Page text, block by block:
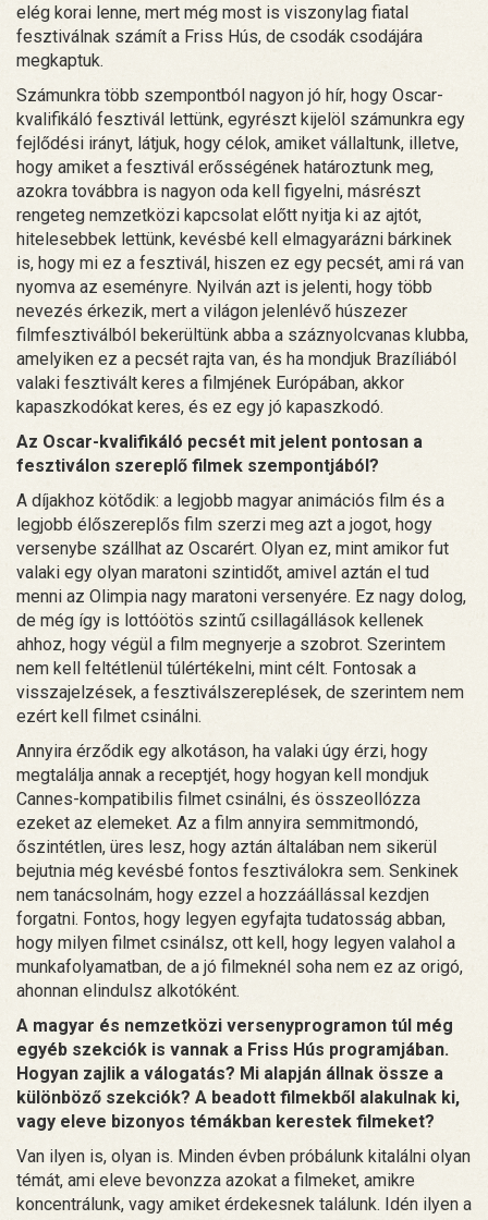
elég korai lenne, mert még most is viszonylag fiatal
fesztiválnak számít a Friss Hús, de csodák csodájára
megkaptuk.
Számunkra több szempontból nagyon jó hír, hogy Oscar-
kvalifikáló fesztivál lettünk, egyrészt kijelöl számunkra egy
fejlődési irányt, látjuk, hogy célok, amiket vállaltunk, illetve,
hogy amiket a fesztivál erősségének határoztunk meg,
azokra továbbra is nagyon oda kell figyelni, másrészt
rengeteg nemzetközi kapcsolat előtt nyitja ki az ajtót,
hitelesebbek lettünk, kevésbé kell elmagyarázni bárkinek
is, hogy mi ez a fesztivál, hiszen ez egy pecsét, ami rá van
nyomva az eseményre. Nyilván azt is jelenti, hogy több
nevezés érkezik, mert a világon jelenlévő húszezer
filmfesztiválból bekerültünk abba a száznyolcvanas klubba,
amelyiken ez a pecsét rajta van, és ha mondjuk Brazíliából
valaki fesztivált keres a filmjének Európában, akkor
kapaszkodókat keres, és ez egy jó kapaszkodó.
Az Oscar-kvalifikáló pecsét mit jelent pontosan a
fesztiválon szereplő filmek szempontjából?
A díjakhoz kötődik: a legjobb magyar animációs film és a
legjobb élőszereplős film szerzi meg azt a jogot, hogy
versenybe szállhat az Oscarért. Olyan ez, mint amikor fut
valaki egy olyan maratoni szintidőt, amivel aztán el tud
menni az Olimpia nagy maratoni versenyére. Ez nagy dolog,
de még így is lottóötös szintű csillagállások kellenek
ahhoz, hogy végül a film megnyerje a szobrot. Szerintem
nem kell feltétlenül túlértékelni, mint célt. Fontosak a
visszajelzések, a fesztiválszereplések, de szerintem nem
ezért kell filmet csinálni.
Annyira érződik egy alkotáson, ha valaki úgy érzi, hogy
megtalálja annak a receptjét, hogy hogyan kell mondjuk
Cannes-kompatibilis filmet csinálni, és összeollózza
ezeket az elemeket. Az a film annyira semmitmondó,
őszintétlen, üres lesz, hogy aztán általában nem sikerül
bejutnia még kevésbé fontos fesztiválokra sem. Senkinek
nem tanácsolnám, hogy ezzel a hozzáállással kezdjen
forgatni. Fontos, hogy legyen egyfajta tudatosság abban,
hogy milyen filmet csinálsz, ott kell, hogy legyen valahol a
munkafolyamatban, de a jó filmeknél soha nem ez az origó,
ahonnan elindulsz alkotóként.
A magyar és nemzetközi versenyprogramon túl még
egyéb szekciók is vannak a Friss Hús programjában.
Hogyan zajlik a válogatás? Mi alapján állnak össze a
különböző szekciók? A beadott filmekből alakulnak ki,
vagy eleve bizonyos témákban kerestek filmeket?
Van ilyen is, olyan is. Minden évben próbálunk kitalálni olyan
témát, ami eleve bevonzza azokat a filmeket, amikre
koncentrálunk, vagy amiket érdekesnek találunk. Idén ilyen a